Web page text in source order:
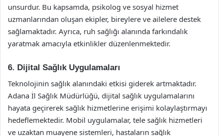
unsurdur. Bu kapsamda, psikolog ve sosyal hizmet
uzmanlarından oluşan ekipler, bireylere ve ailelere destek
sağlamaktadır. Ayrıca, ruh sağlığı alanında farkındalık
yaratmak amacıyla etkinlikler düzenlenmektedir.
6. Dijital Sağlık Uygulamaları
Teknolojinin sağlık alanındaki etkisi giderek artmaktadır.
Adana İl Sağlık Müdürlüğü, dijital sağlık uygulamalarını
hayata geçirerek sağlık hizmetlerine erişimi kolaylaştırmayı
hedeflemektedir. Mobil uygulamalar, tele sağlık hizmetleri
ve uzaktan muayene sistemleri, hastaların sağlık